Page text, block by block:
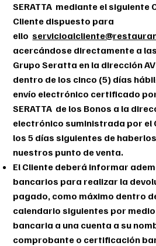
SERATTA mediante el siguiente
Cliente dispuesto para
ello
acercándose directamente a
Grupo Seratta en la dirección
dentro de los cinco (5) días
envío electrónico certificado por
SERATTA de los Bonos a la
electrónico suministrada por el
los 5 días siguientes de
nuestros punto de venta.
El Cliente deberá informar
bancarios para realizar la
pagado, como máximo dentro
calendario siguientes por
bancaria a una cuenta a su
comprobante o certificación